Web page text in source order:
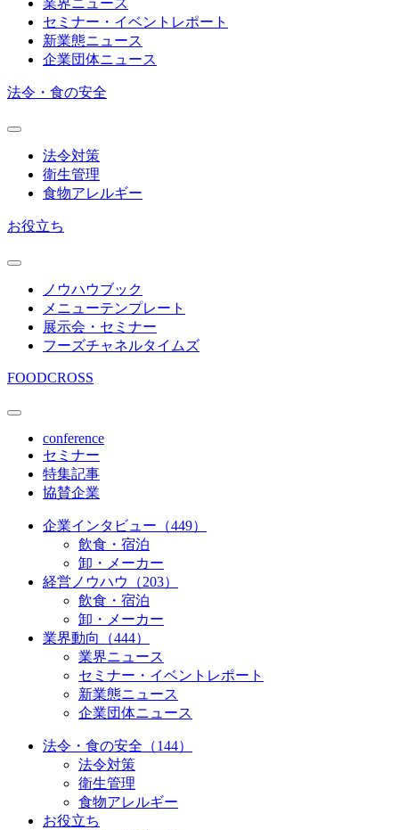
セミナー・イベントレポート
新業態ニュース
企業団体ニュース
法令・食の安全
法令対策
衛生管理
食物アレルギー
お役立ち
ノウハウブック
メニューテンプレート
展示会・セミナー
フーズチャネルタイムズ
FOODCROSS
conference
セミナー
特集記事
協賛企業
企業インタビュー（449）
飲食・宿泊
卸・メーカー
経営ノウハウ（203）
飲食・宿泊
卸・メーカー
業界動向（444）
業界ニュース
セミナー・イベントレポート
新業態ニュース
企業団体ニュース
法令・食の安全（144）
法令対策
衛生管理
食物アレルギー
お役立ち